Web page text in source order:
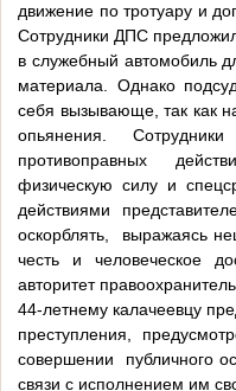
движение по тротуару и
Сотрудники ДПС
в служебный автомобиль
материала. Однако
себя вызывающе, так как
опьянения.
противоправных
физическую силу и
действиями
оскорблять, выражаясь
честь и человеческое
авторитет
44-летнему калачеевцу
преступления,
совершении публичного
связи с исполнением им